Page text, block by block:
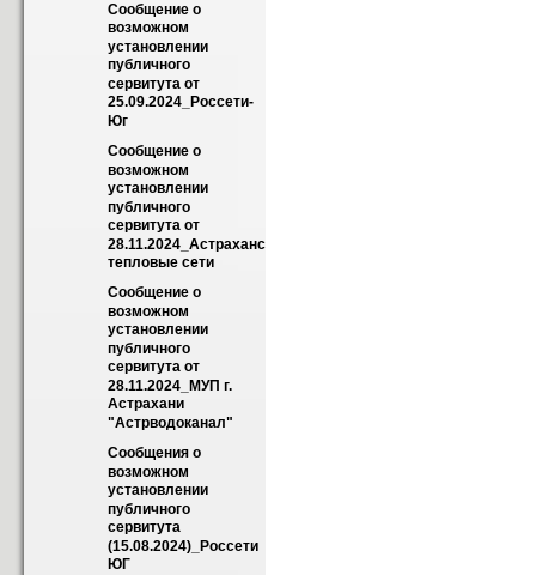
Сообщение о
возможном
установлении
публичного
сервитута от
25.09.2024_Россети-
Юг
Сообщение о
возможном
установлении
публичного
сервитута от
28.11.2024_Астраханские
тепловые сети
Сообщение о
возможном
установлении
публичного
сервитута от
28.11.2024_МУП г.
Астрахани
"Астрводоканал"
Сообщения о
возможном
установлении
публичного
сервитута
(15.08.2024)_Россети
ЮГ